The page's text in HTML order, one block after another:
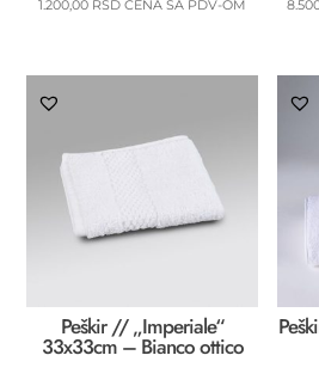
1.200,00 RSD CENA SA PDV-OM
Peškir // „Imperiale“
33x33cm – Bianco ottico